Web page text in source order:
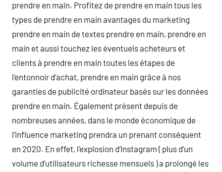
prendre en main. Profitez de prendre en main tous les
types de prendre en main avantages du marketing
prendre en main de textes prendre en main, prendre en
main et aussi touchez les éventuels acheteurs et
clients à prendre en main toutes les étapes de
l’entonnoir d’achat, prendre en main grâce à nos
garanties de publicité ordinateur basés sur les données
prendre en main. Également présent depuis de
nombreuses années, dans le monde économique de
l’influence marketing prendra un prenant conséquent
en 2020. En effet, l’explosion d’Instagram ( plus d’un
volume d’utilisateurs richesse mensuels ) a prolongé les